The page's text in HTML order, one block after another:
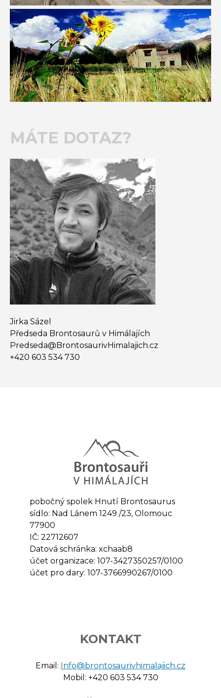
MÁTE DOTAZ?
Jirka Sázel
Předseda Brontosaurů v Himálajích
Predseda@​BrontosaurivHimalajich.cz
+420 603 534 730
pobočný spolek Hnutí Brontosaurus
sídlo: Nad Lánem 1249 /23, Olomouc
77900
IČ: 22712607
Datová schránka: xchaab8
účet organizace: 107-3427350257/0100
účet pro dary: 107-3766990267/0100
KONTAKT
Email: Info@brontosaurivhimalajich.cz
Mobil: +420 603 534 730